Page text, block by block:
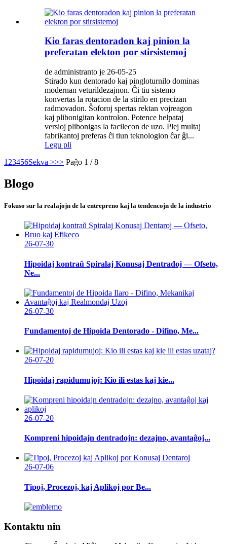
Kio faras dentoradon kaj pinion la
preferatan elekton por stirsistemoj
de administranto je 26-05-25
Stirado kun dentorado kaj pingloturnilo dominas
modernan veturildezajnon. Ĉi tiu sistemo
konvertas la rotacion de la stirilo en precizan
radmovadon. Ŝoforoj spertas rektan vojreagon
kaj plibonigitan kontrolon. Potence helpataj
versioj plibonigas la facilecon de uzo. Plej multaj
fabrikantoj preferas ĉi tiun teknologion ĉar ĝi...
Legu pli
1 23456Sekva >>> Paĝo 1 / 8
Blogo
Fokuso sur la realaĵojn de la entrepreno kaj la tendencojn de la industrio
26-07-30
Hipoidaj kontraŭ Spiralaj Konusaj Dentradoj — Ofseto,
Ne...
26-07-30
Fundamentoj de Hipoida Dentorado - Difino, Me...
26-07-20
Hipoidaj rapidumujoj: Kio ili estas kaj kie...
26-07-20
Kompreni hipoidajn dentradojn: dezajno, avantaĝoj...
26-07-06
Tipoj, Procezoj, kaj Aplikoj por Be...
Kontaktu nin